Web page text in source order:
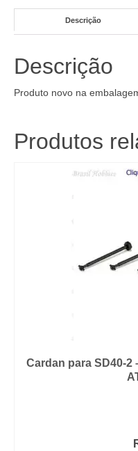
-
1575
Descrição
Descrição
Produto novo na
Produtos
Cardan para SD40-2